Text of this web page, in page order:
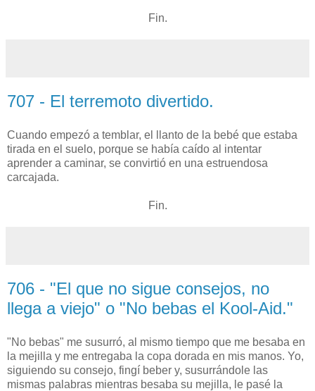
Fin.
707 - El terremoto divertido.
Cuando empezó a temblar, el llanto de la bebé que estaba
tirada en el suelo, porque se había caído al intentar
aprender a caminar, se convirtió en una estruendosa
carcajada.
Fin.
706 - "El que no sigue consejos, no
llega a viejo" o "No bebas el Kool-Aid."
"No bebas" me susurró, al mismo tiempo que me besaba en
la mejilla y me entregaba la copa dorada en mis manos. Yo,
siguiendo su consejo, fingí beber y, susurrándole las
mismas palabras mientras besaba su mejilla, le pasé la